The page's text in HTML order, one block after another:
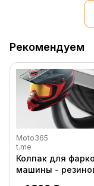
Рекомендуем
Moto365
t.me
Колпак для
машины -